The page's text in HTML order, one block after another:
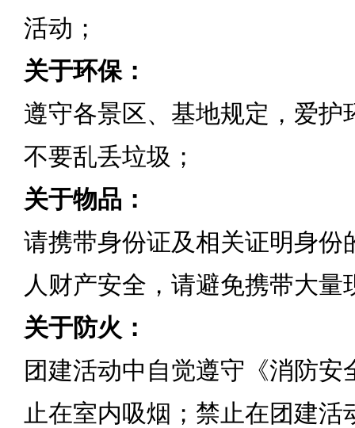
活动；
关于环保：
遵守各景区、基地规定，爱护
不要乱丢垃圾；
关于物品：
请携带身份证及相关证明身份
人财产安全，请避免携带大量
关于防火：
团建活动中自觉遵守《消防安
止在室内吸烟；禁止在团建活